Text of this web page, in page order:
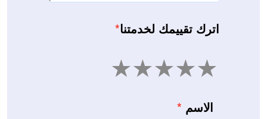
اترك تقييمك لخدمتنا*
4 3 2 1
الاسم *